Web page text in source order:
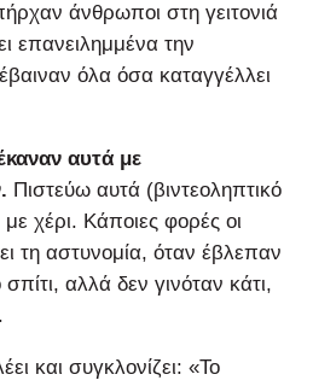
άνθρωποι στη γειτονιά
επανειλημμένα την
όλα όσα καταγγέλλει
αυτά με
Πιστεύω αυτά (βιντεοληπτικό
χέρι. Κάποιες φορές οι
τη αστυνομία, όταν έβλεπαν
αλλά δεν γινόταν κάτι,
και συγκλονίζει: «Το